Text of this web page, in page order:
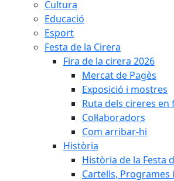
Cultura
Educació
Esport
Festa de la Cirera
Fira de la cirera 2026
Mercat de Pagès
Exposició i mostres
Ruta dels cireres en
Col·laboradors
Com arribar-hi
Història
Història de la Festa
Cartells, Programes